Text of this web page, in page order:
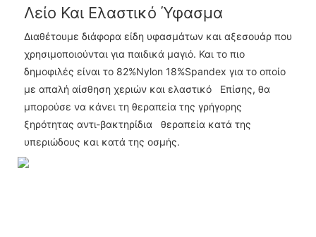
Λείο Και Ελαστικό Ύφασμα
Διαθέτουμε διάφορα είδη υφασμάτων και αξεσουάρ που
χρησιμοποιούνται για παιδικά μαγιό. Και το πιο
δημοφιλές είναι το 82%Nylon 18%Spandex για το οποίο
με απαλή αίσθηση χεριών και ελαστικό Επίσης, θα
μπορούσε να κάνει τη θεραπεία της γρήγορης
ξηρότητας αντι-βακτηρίδια θεραπεία κατά της
υπεριώδους και κατά της οσμής.